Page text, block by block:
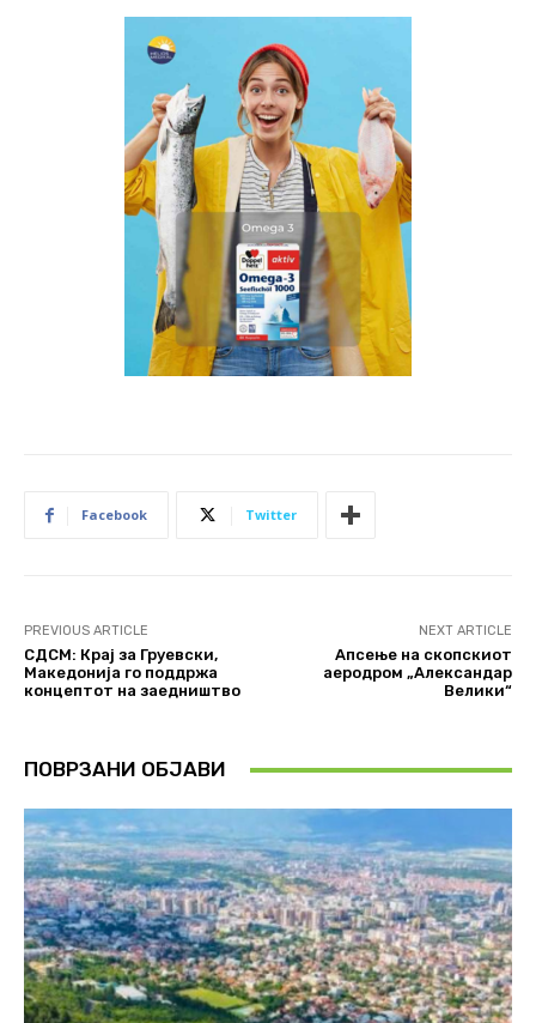
Facebook Twitter
PREVIOUS ARTICLE
СДСМ: Крај за Груевски,
Македонија го поддржа
концептот на заедништво
NEXT ARTICLE
Апсење на скопскиот
аеродром „Александар
Велики“
ПОВРЗАНИ ОБЈАВИ